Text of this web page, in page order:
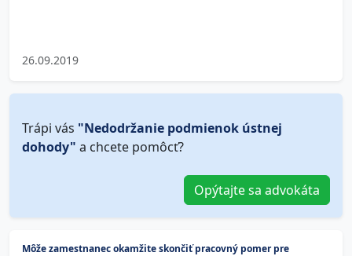
26.09.2019
Trápi vás "Nedodržanie podmienok ústnej
dohody" a chcete pomôcť?
Opýtajte sa advokáta
Môže zamestnanec okamžite skončiť pracovný pomer pre